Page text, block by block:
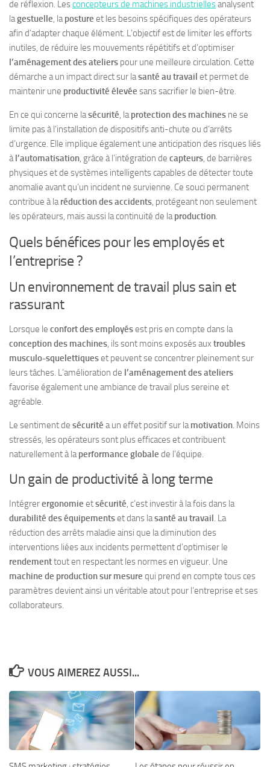
de réflexion. Lesconcepteurs de machines industriellesanalysent
lagestuelle, laposture et les besoins spécifiques des opérateurs
afin d’adapter chaque élément. L’objectif est de limiter les efforts
inutiles, de réduire les mouvements répétitifs et d’optimiser
l’aménagement des ateliers pour une meilleure circulation. Cette
démarche a un impact direct sur lasanté au travail et permet de
maintenir une productivité élevée sans sacrifier le bien-être.
En ce qui concerne lasécurité, laprotection des machines ne se
limite pas à l’installation de dispositifs anti-chute ou d’arrêts
d’urgence. Elle implique également une anticipation des risques liés
àl’automatisation, grâce à l’intégration de capteurs, de barrières
physiques et de systèmes intelligents capables de détecter toute
anomalie avant qu’un incident ne survienne. Ce souci permanent
contribue à laréduction des accidents, protégeant non seulement
les opérateurs, mais aussi la continuité de laproduction.
Quels bénéfices pour les employés et
l’entreprise ?
Un environnement de travail plus sain et
rassurant
Lorsque le confort des employésest pris en compte dans la
conception des machines, ils sont moins exposés aux troubles
musculo-squelettiqueset peuvent se concentrer pleinement sur
leurs tâches. L’amélioration de l’aménagement des ateliers
favorise également une ambiance de travail plus sereine et
agréable.
Le sentiment de sécurité a un effet positif sur lamotivation. Moins
stressés, les opérateurs sont plus efficaces et contribuent
naturellement à laperformance globale de l’équipe.
Un gain de productivité à long terme
Intégrerergonomie etsécurité, c’est investir à la fois dans la
durabilité des équipementset dans lasanté au travail. La
réduction des arrêts maladie ainsi que la diminution des
interventions liées aux incidents permettent d’optimiser le
rendementtout en respectant les normes en vigueur. Une
machine de production sur mesure qui prend en compte tous ces
paramètres devient ainsi un véritable atout pour l’entreprise et ses
collaborateurs.
VOUS AIMEREZ AUSSI...